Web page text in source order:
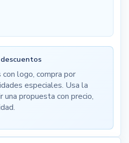
logo, compra por
especiales. Usa la
una propuesta con precio,